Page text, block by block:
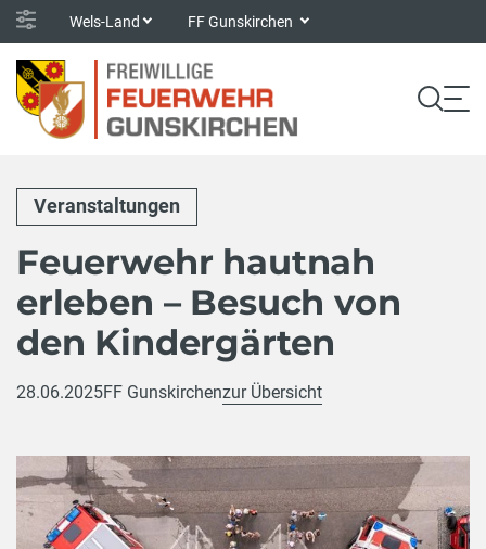
Wels-Land FF Gunskirchen
Veranstaltungen
Feuerwehr hautnah
erleben – Besuch von
den Kindergärten
28.06.2025FF Gunskirchenzur Übersicht